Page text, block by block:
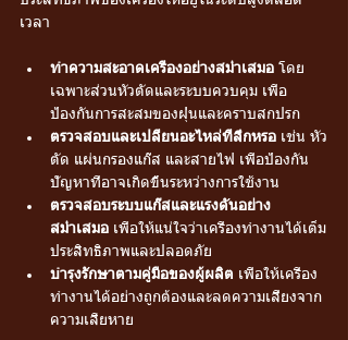
เวลา
ทำความสะอาดเครื่องอย่างสม่ำเสมอ โดย
เฉพาะส่วนหัวตัดและระบบควบคุม เพื่อ
ป้องกันการสะสมของฝุ่นและคราบสกปรก
ตรวจสอบและเปลี่ยนอะไหล่ที่สึกหรอ เช่น หัว
ตัด แผ่นกรองแก๊ส และสายไฟ เพื่อป้องกัน
ปัญหาที่อาจเกิดขึ้นระหว่างการใช้งาน
ตรวจสอบระบบแก๊สและแรงดันอย่าง
สม่ำเสมอ เพื่อให้แน่ใจว่าเครื่องทำงานได้เต็ม
ประสิทธิภาพและปลอดภัย
บำรุงรักษาตามคู่มือของผู้ผลิต เพื่อให้เครื่อง
ทำงานได้อย่างถูกต้องและลดความเสี่ยงจาก
ความเสียหาย